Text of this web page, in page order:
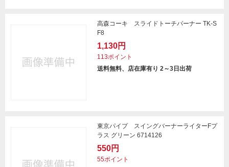
高森コーキ スライドトーチバーナー TK-S
F8
1,130円
113ポイント
送料無料、店在庫有り 2～3日出荷
東京パイプ スイングバーナーライターFプ
ラス グリーン 6714126
550円
55ポイント